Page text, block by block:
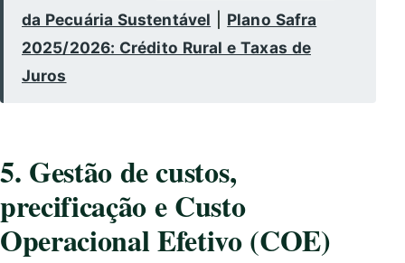
da Pecuária Sustentável
Plano Safra
2025/2026: Crédito Rural e Taxas de
Juros
5. Gestão de custos,
precificação e Custo
Operacional Efetivo (COE)